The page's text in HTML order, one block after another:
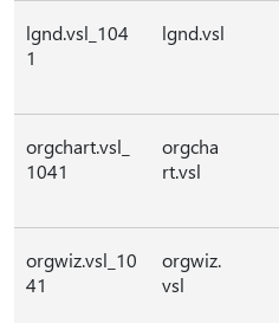
lgnd.vsl_104
1
lgnd.vsl
orgchart.vsl_
1041
orgcha
rt.vsl
orgwiz.vsl_10
41
orgwiz.
vsl